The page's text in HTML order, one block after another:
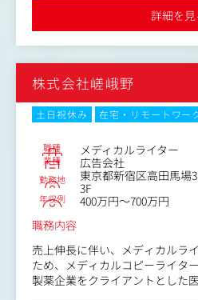
ebコンテンツ、動画など）の企
・患者向け疾患啓発資材（小冊
・インタビュー記事の企画・制作
詳細を見
株式会社嵯峨野
土日祝休み 在宅・リモートワー
職種 メディカルライター
業種 広告会社
勤務地
東京都新宿区高田馬場
3F
年収例
400万円～700万円
職務内容
売上伸長に伴い、メディカルラ
ため、メディカルコピーライタ
製薬企業をクライアントとした